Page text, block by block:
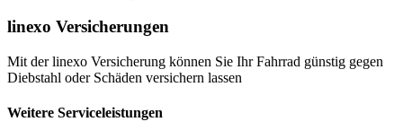
linexo Versicherungen
Mit der linexo Versicherung können Sie Ihr Fahrrad günstig gegen
Diebstahl oder Schäden versichern lassen
Weitere Serviceleistungen